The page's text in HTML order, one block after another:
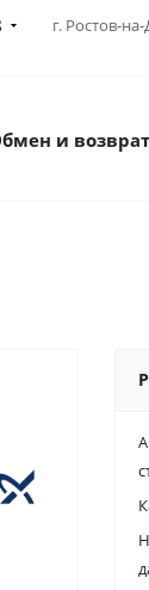
г. Ростов-
и возврат